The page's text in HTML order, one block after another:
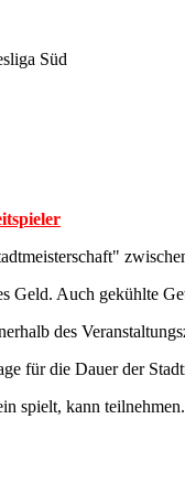
Süd
Geld. Auch gekühlte
des
für die Dauer der
spielt, kann